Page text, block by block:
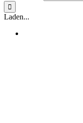
Laden...